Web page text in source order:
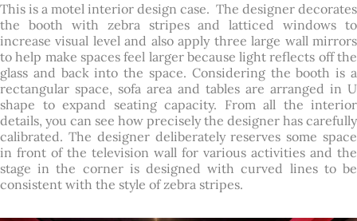
This is a motel interior design case. The designer decorates
the booth with zebra stripes and latticed windows to
increase visual level and also apply three large wall mirrors
to help make spaces feel larger because light reflects off the
glass and back into the space. Considering the booth is a
rectangular space, sofa area and tables are arranged in U
shape to expand seating capacity. From all the interior
details, you can see how precisely the designer has carefully
calibrated. The designer deliberately reserves some space
in front of the television wall for various activities and the
stage in the corner is designed with curved lines to be
consistent with the style of zebra stripes.